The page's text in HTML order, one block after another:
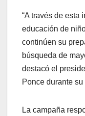
“A través de esta
educación de
continúen su
búsqueda de
destacó el
Ponce durante
La campaña